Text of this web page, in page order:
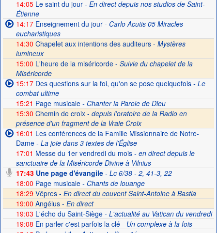
14:05Le saint du jour- En direct depuis nos studios de Saint-
Étienne
14:17Enseignement du jour- Carlo Acutis 05 Miracles
eucharistiques
14:30 Chapelet aux intentions des auditeurs - Mystères
lumineux
15:00 L'heure de la miséricorde - Suivie du chapelet de la
Miséricorde
15:17Des questions sur la foi, qu'on se pose quelquefois- Le
combat ultime
15:21 Page musicale- Chanter la Parole de Dieu
15:30 Chemin de croix - depuis l'oratoire de la Radio en
présence d'un fragment de la Vraie Croix
16:01 Les conférences de la Famille Missionnaire de Notre-
Dame- La joie dans 3 textes de l'Église
17:01 Messe du 1er vendredi du mois- en direct depuis le
sanctuaire de la Miséricorde Divine à Vilnius
17:43Une page d'évangile- Lc 6/38 - 2, 41-3, 22
18:00 Page musicale- Chants de louange
18:29 Vêpres - En direct du couvent Saint-Antoine à Bastia
19:00 Angélus - En direct
19:03 L'écho du Saint-Siège- L'actualité au Vatican du vendredi
19:08 En parler c'est parfois la clé- Un complexe à la fois